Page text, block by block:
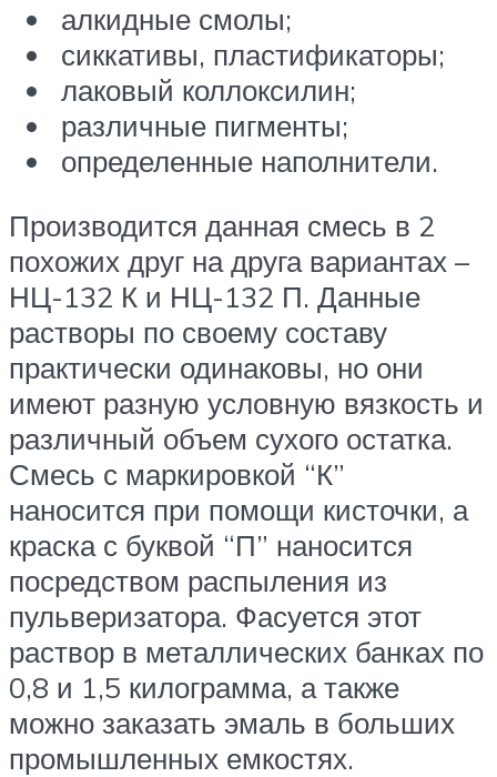
алкидные смолы;
сиккативы, пластификаторы;
лаковый коллоксилин;
различные пигменты;
определенные наполнители.
Производится данная смесь в 2
похожих друг на друга вариантах –
НЦ-132 К и НЦ-132 П. Данные
растворы по своему составу
практически одинаковы, но они
имеют разную условную вязкость и
различный объем сухого остатка.
Смесь с маркировкой “К”
наносится при помощи кисточки, а
краска с буквой “П” наносится
посредством распыления из
пульверизатора. Фасуется этот
раствор в металлических банках по
0,8 и 1,5 килограмма, а также
можно заказать эмаль в больших
промышленных емкостях.